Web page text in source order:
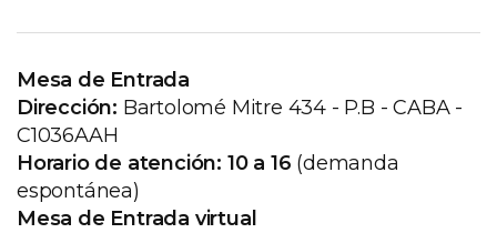
Mesa de Entrada
Dirección: Bartolomé Mitre 434 - P.B - CABA -
C1036AAH
Horario de atención: 10 a 16 (demanda
espontánea)
Mesa de Entrada virtual